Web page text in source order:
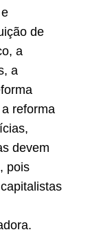
de
a
a
reforma
devem
pois